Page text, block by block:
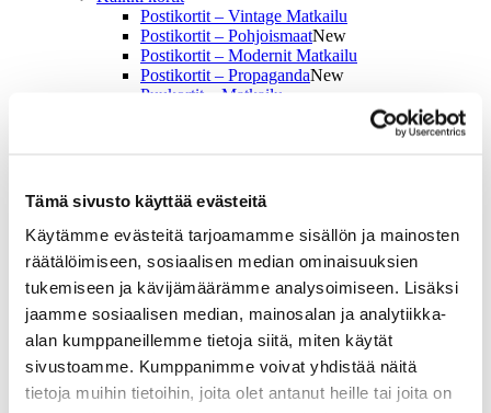
Tämä sivusto käyttää evästeitä
Käytämme evästeitä tarjoamamme sisällön ja mainosten
räätälöimiseen, sosiaalisen median ominaisuuksien
tukemiseen ja kävijämäärämme analysoimiseen. Lisäksi
jaamme sosiaalisen median, mainosalan ja analytiikka-
alan kumppaneillemme tietoja siitä, miten käytät
sivustoamme. Kumppanimme voivat yhdistää näitä
tietoja muihin tietoihin, joita olet antanut heille tai joita on
Postikortit – Vintage Matkailu
Postikortit – PohjoismaatNew
Postikortit – Modernit Matkailu
Postikortit – PropagandaNew
Puukortit – Matkailu
Muistikirjat
Tarjottimet & Tarjoilualustat
Magneetit & Avaimenperät
Lasinaluset & Mukit
Pelit
Palapelit & Pelit
Palapelit
Pelikortit
Muistipeli
Kirjat
Meistä